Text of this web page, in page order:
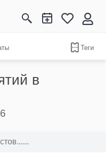
Теги
в